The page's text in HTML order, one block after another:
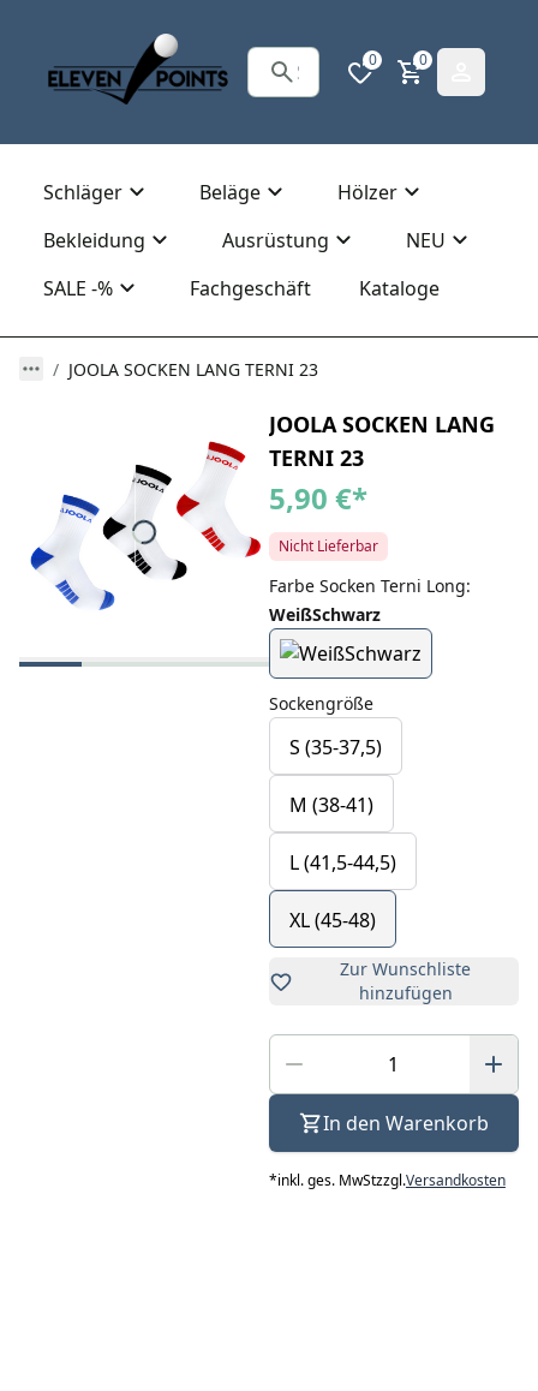
0 0
Schläger Beläge
Hölzer
Bekleidung
Ausrüstung
NEU
SALE -%
Fachgeschäft Kataloge
JOOLA SOCKEN LANG TERNI 23
JOOLA SOCKEN LANG
TERNI 23
5,90 €*
Nicht Lieferbar
Farbe Socken Terni Long:
WeißSchwarz
Sockengröße
S (35-37,5)
M (38-41)
L (41,5-44,5)
XL (45-48)
Zur Wunschliste
hinzufügen
In den Warenkorb
*inkl. ges. MwStzzgl.Versandkosten